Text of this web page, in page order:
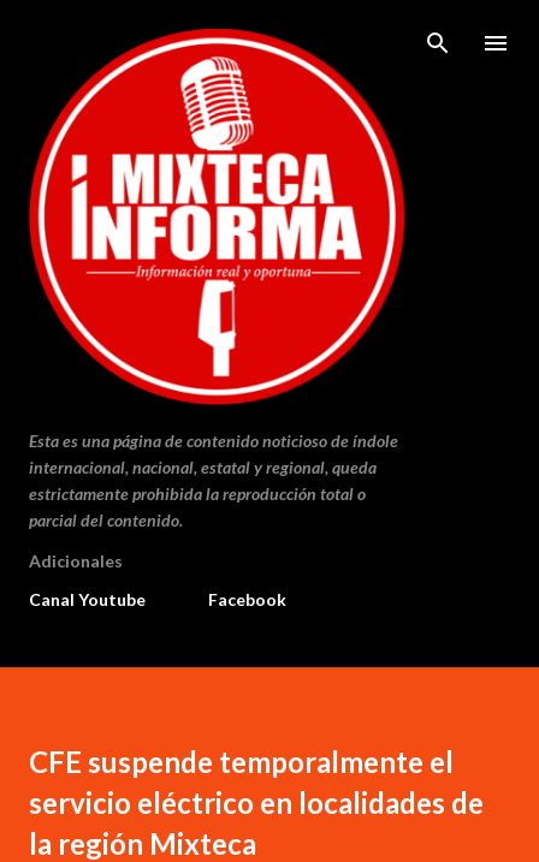
Ir al contenido principal
Esta es una página de contenido noticioso de índole
internacional, nacional, estatal y regional, queda
estrictamente prohibida la reproducción total o
parcial del contenido.
Adicionales
Canal Youtube
Facebook
CFE suspende temporalmente el
servicio eléctrico en localidades de
la región Mixteca